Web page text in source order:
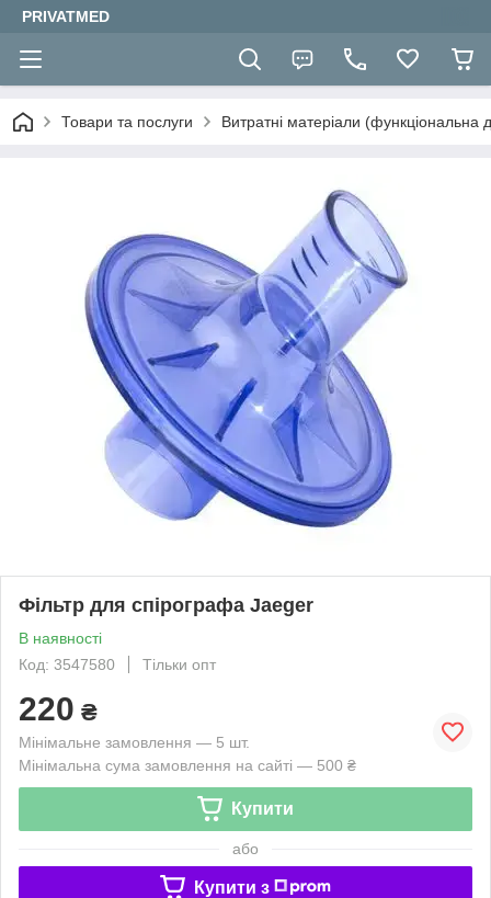
PRIVATMED
Товари та послуги Витратні матеріали (функціональна
Фільтр для спірографа Jaeger
В наявності
Код: 3547580
Тільки опт
220 ₴
Мінімальне замовлення — 5 шт.
Мінімальна сума замовлення на сайті — 500 ₴
Купити
або
Купити з